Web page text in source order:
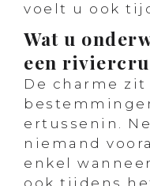
voelt u ook
Wat u
een
De charme
ertussenin.
niemand
enkel
ook tijdens